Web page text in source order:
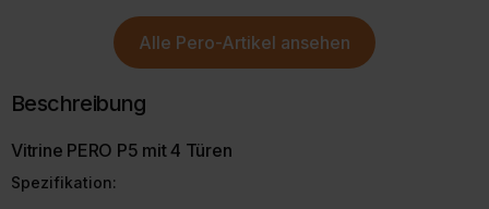
Alle Pero-Artikel ansehen
Beschreibung
Vitrine PERO P5 mit 4 Türen
Spezifikation: